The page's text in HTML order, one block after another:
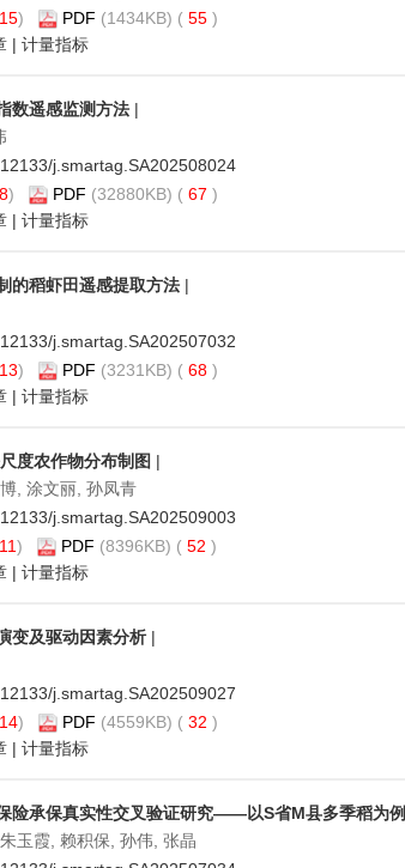
15) PDF (1434KB) ( 55 )
| 计量指标
数遥感监测方法 |
j.smartag.SA202508024
8) PDF (32880KB) ( 67 )
| 计量指标
的稻虾田遥感提取方法 |
j.smartag.SA202507032
13) PDF (3231KB) ( 68 )
| 计量指标
度农作物分布制图 |
, 涂文丽, 孙凤青
j.smartag.SA202509003
11) PDF (8396KB) ( 52 )
| 计量指标
变及驱动因素分析 |
j.smartag.SA202509027
14) PDF (4559KB) ( 32 )
| 计量指标
险承保真实性交叉验证研究——以S省M县多季稻为例
玉霞, 赖积保, 孙伟, 张晶